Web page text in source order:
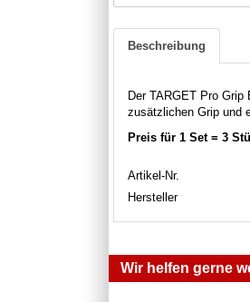
Beschreibung
Der TARGET Pro
zusätzlichen Grip und
Preis für 1 Set = 3
Artikel-Nr.
Hersteller
Wir helfen gerne